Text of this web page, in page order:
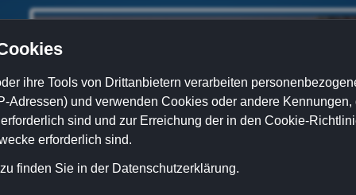
ihre Tools von Drittanbietern verarbeiten
Adressen) und verwenden Cookies oder andere Kennungen,
sind und zur Erreichung der in den Cookie-
erforderlich sind.
finden Sie in der Datenschutzerklärung.